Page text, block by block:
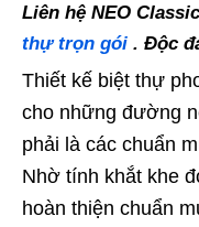
Liên hệ NEO Classic
thự trọn gói . Độc
Thiết kế biệt thự
cho những đường
phải là các chuẩn
Nhờ tính khắt khe
hoàn thiện chuẩn